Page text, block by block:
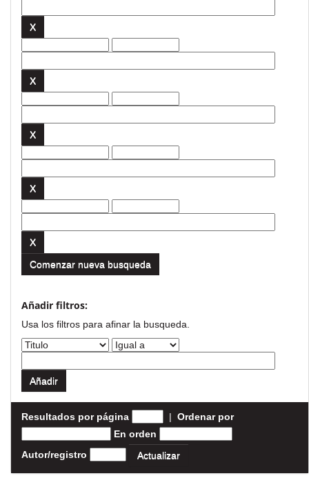
Comenzar nueva busqueda
Añadir filtros:
Usa los filtros para afinar la busqueda.
Resultados por página | Ordenar por
En orden
Autor/registro